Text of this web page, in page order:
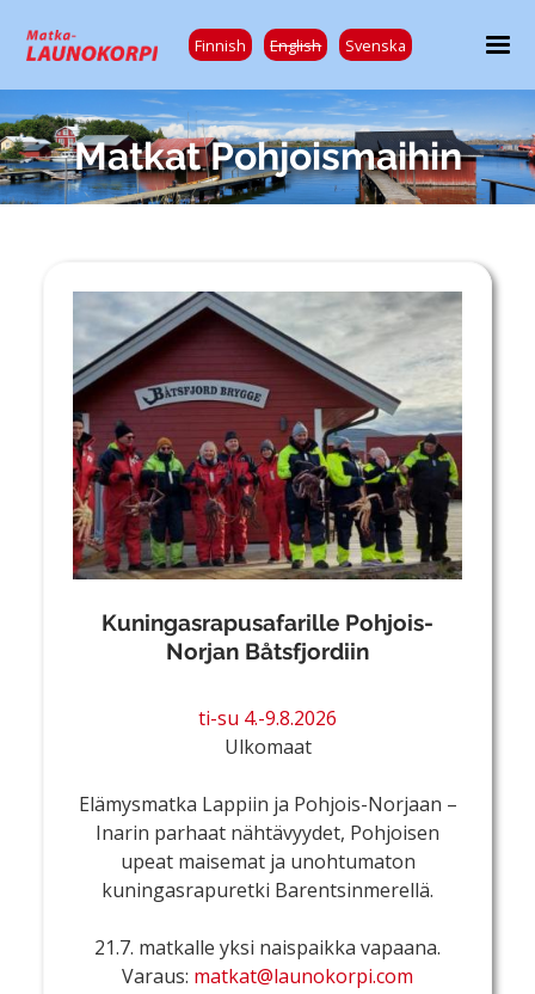
Finnish English Svenska
Matkat Pohjoismaihin
Kuningasrapusafarille Pohjois-
Norjan Båtsfjordiin
ti-su 4.-9.8.2026
Ulkomaat
Elämysmatka Lappiin ja Pohjois-Norjaan –
Inarin parhaat nähtävyydet, Pohjoisen
upeat maisemat ja unohtumaton
kuningasrapuretki Barentsinmerellä.
21.7. matkalle yksi naispaikka vapaana.
Varaus: matkat@launokorpi.com